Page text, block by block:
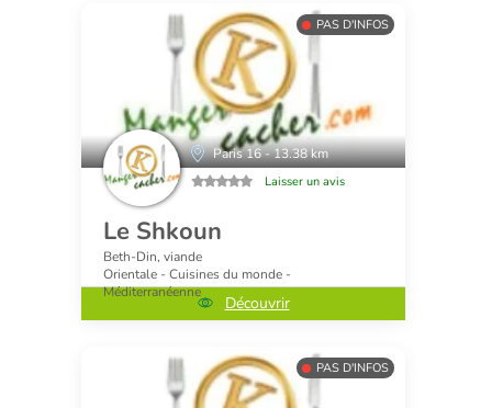
PAS D'INFOS
Paris 16 - 13.38 km
Laisser un avis
Le Shkoun
Beth-Din, viande
Orientale - Cuisines du monde -
Méditerranéenne
Découvrir
PAS D'INFOS